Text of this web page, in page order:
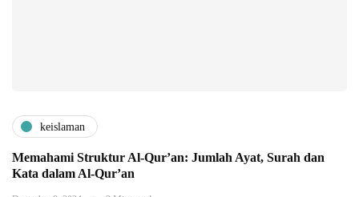
keislaman
Memahami Struktur Al-Qur’an: Jumlah Ayat, Surah dan
Kata dalam Al-Qur’an